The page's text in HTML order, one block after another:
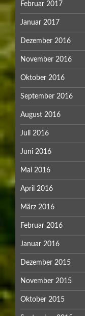
Februar 2017
Januar 2017
Dezember 2016
November 2016
Oktober 2016
September 2016
August 2016
Juli 2016
Juni 2016
Mai 2016
April 2016
März 2016
Februar 2016
Januar 2016
Dezember 2015
November 2015
Oktober 2015